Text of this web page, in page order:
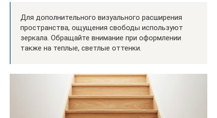
Для дополнительного визуального расширения
пространства, ощущения свободы используют
зеркала. Обращайте внимание при оформлении
также на теплые, светлые оттенки.